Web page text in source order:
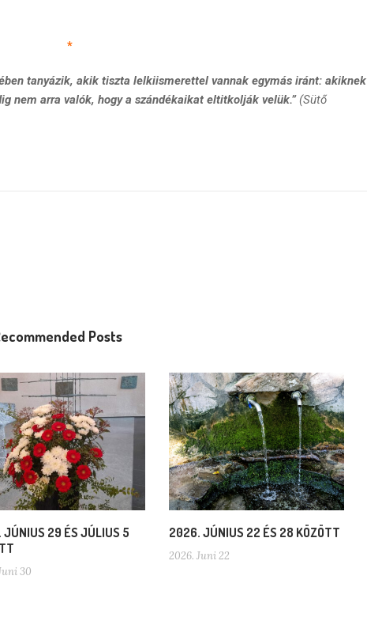
*
tanyázik, akik tiszta lelkiismerettel vannak egymás iránt: akiknek
nem arra valók, hogy a szándékaikat eltitkolják velük.” (Sütő
Posts
29 ÉS JÚLIUS 5
30
2026. JÚNIUS 22 ÉS 28 KÖZÖTT
2026. Juni 22